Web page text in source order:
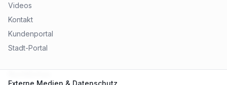
Videos
Kontakt
Kundenportal
Stadt-Portal
Externe Medien & Datenschutz